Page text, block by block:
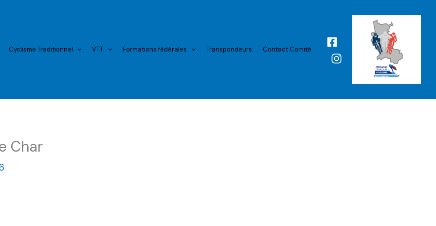
Cyclisme Traditionnel VTT Formations fédérales Transpondeurs Contact Comité
Char